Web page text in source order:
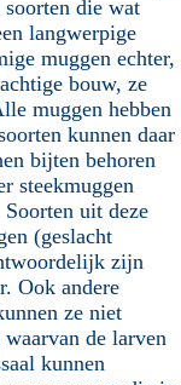
die wat
langwerpige
muggen echter,
bouw, ze
muggen hebben
kunnen daar
bijten behoren
steekmuggen
uit deze
(geslacht
zijn
Ook andere
ze niet
de larven
kunnen